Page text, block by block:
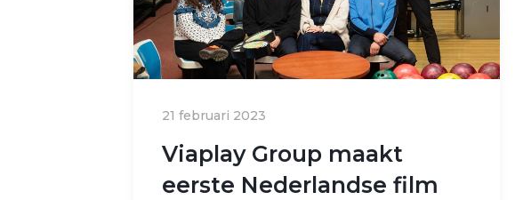
21 februari 2023
Viaplay Group maakt
eerste Nederlandse film